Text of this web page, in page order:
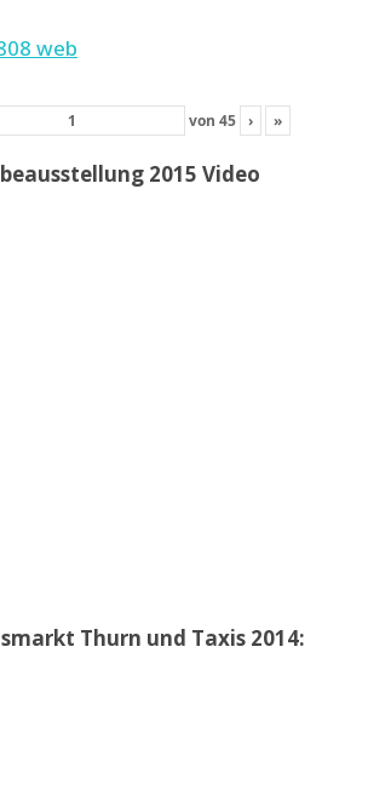
von 45 › »
2015 Video
Thurn und Taxis 2014: